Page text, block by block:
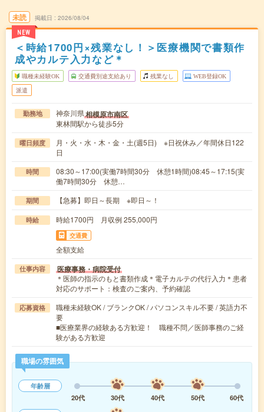
未読
NEW
掲載日 2026/08/04
＜時給1700円×残業なし！＞医療機関で書類作
成やカルテ入力など＊
職種未経験OK 交通費別途支給あり 残業なし WEB登録OK
派遣
勤務地 神奈川県相模原市南区
東林間駅から徒歩5分
曜日頻度
月・火・水・木・金・土(週5日) ※日祝休み／年間休日122
日
時間
08:30～17:00(実働7時間30分 休憩1時間)08:45～17:15(実
働7時間30分 休憩…
期間 【急募】即日～長期 ※即日～！
時給 時給1700円 月収例 255,000円
交通費
全額支給
仕事内容 医療事務・病院受付
＊医師の指示のもと書類作成＊電子カルテの代行入力＊患者
対応のサポート：検査のご案内、予約確認
応募資格
職種未経験OK / ブランクOK / パソコンスキル不要 / 英語力不
要
■医療業界の経験ある方歓迎！ 職種不問／医師事務のご経
験がある方歓迎
職場の雰囲気
年齢層
20代
30代 40代 50代
60代